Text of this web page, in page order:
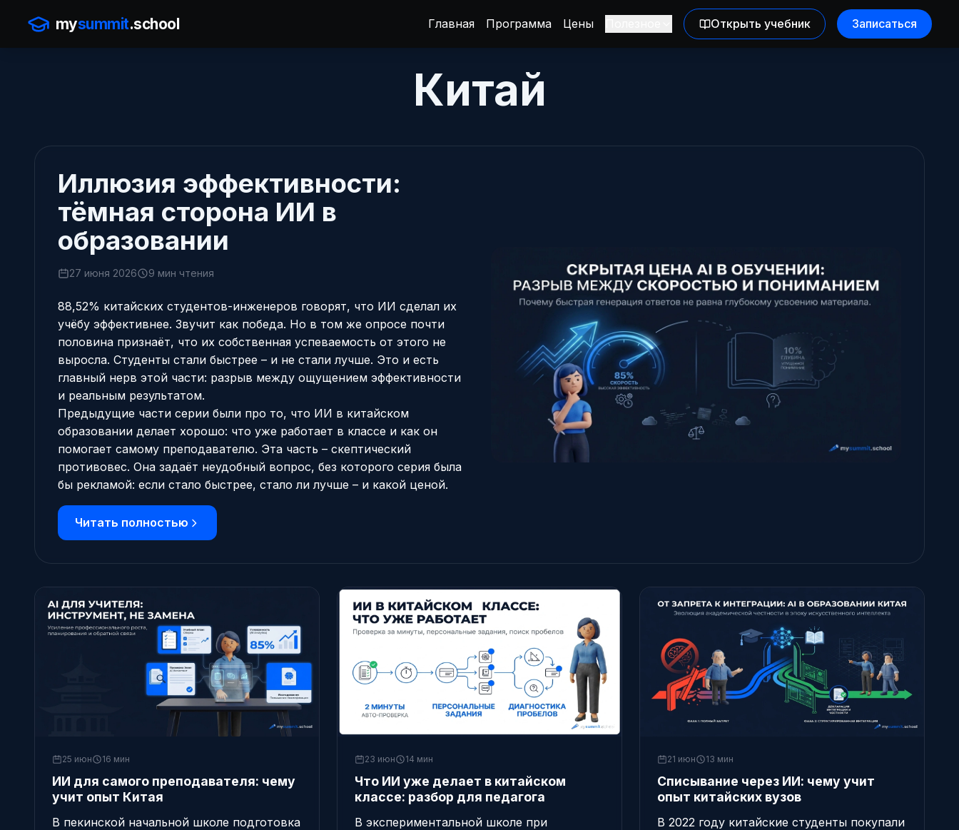
mysummit.school Главная Программа Цены Открыть учебник Записаться
Китай
Иллюзия эффективности:
тёмная сторона ИИ в
образовании
27 июня 2026 9 мин чтения
88,52% китайских студентов-инженеров говорят, что ИИ сделал их
учёбу эффективнее. Звучит как победа. Но в том же опросе почти
половина признаёт, что их собственная успеваемость от этого не
выросла. Студенты стали быстрее – и не стали лучше. Это и есть
главный нерв этой части: разрыв между ощущением эффективности
и реальным результатом.
Предыдущие части серии были про то, что ИИ в китайском
образовании делает хорошо: что уже работает в классе и как он
помогает самому преподавателю. Эта часть – скептический
противовес. Она задаёт неудобный вопрос, без которого серия была
бы рекламой: если стало быстрее, стало ли лучше – и какой ценой.
Читать полностью
25 июн 16 мин
ИИ для самого преподавателя: чему
учит опыт Китая
В пекинской начальной школе подготовка
23 июн 14 мин
Что ИИ уже делает в китайском
классе: разбор для педагога
В экспериментальной школе при
21 июн 13 мин
Списывание через ИИ: чему учит
опыт китайских вузов
В 2022 году китайские студенты покупали